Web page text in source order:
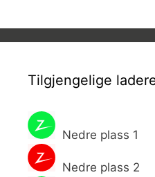
Tilgjengelige
Nedre plass 1
Nedre plass 2